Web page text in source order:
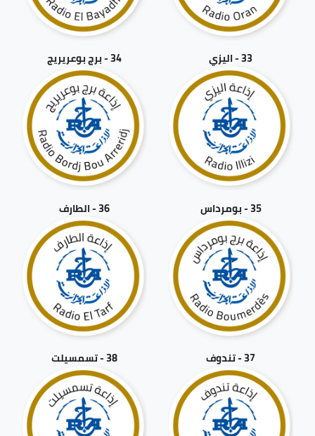
33 - اليزي 34 - برج بوعريريج
35 - بومرداس 36 - الطارف
37 - تندوف 38 - تسمسيلت